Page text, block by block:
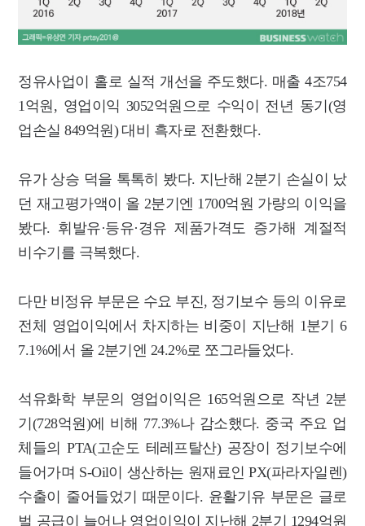
정유사업이 홀로 실적 개선을 주도했다. 매출 4조754
1억원, 영업이익 3052억원으로 수익이 전년 동기(영
업손실 849억원) 대비 흑자로 전환했다.
유가 상승 덕을 톡톡히 봤다. 지난해 2분기 손실이 났
던 재고평가액이 올 2분기엔 1700억원 가량의 이익을
봤다. 휘발유·등유·경유 제품가격도 증가해 계절적
비수기를 극복했다.
다만 비정유 부문은 수요 부진, 정기보수 등의 이유로
전체 영업이익에서 차지하는 비중이 지난해 1분기 6
7.1%에서 올 2분기엔 24.2%로 쪼그라들었다.
석유화학 부문의 영업이익은 165억원으로 작년 2분
기(728억원)에 비해 77.3%나 감소했다. 중국 주요 업
체들의 PTA(고순도 테레프탈산) 공장이 정기보수에
들어가며 S-Oil이 생산하는 원재료인 PX(파라자일렌)
수출이 줄어들었기 때문이다. 윤활기유 부문은 글로
벌 공급이 늘어나 영업이익이 지난해 2분기 1294억원